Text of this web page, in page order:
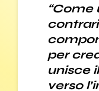
“Come
per
unisce
verso